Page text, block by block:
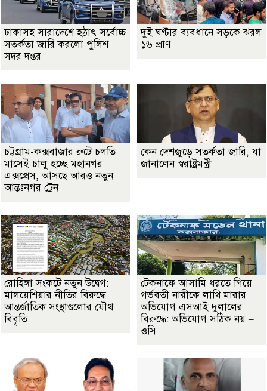
ঢাকাসহ সারাদেশে হঠাৎ সর্বোচ্চ
সতর্কতা জা‌রি করলো পুলিশ
সদর দপ্তর
দুই ঘণ্টার ব্যবধানে সড়কে ঝরল
১৬ প্রাণ
চট্টগ্রাম-কক্সবাজার রুটে চলতি
মাসেই চালু হচ্ছে মহানগর
এক্সপ্রেস, আসছে আরও নতুন
আন্তঃনগর ট্রেন
কেন দেশজুড়ে সতর্কতা জারি, যা
জানালেন স্বরাষ্ট্রমন্ত্রী
রোহিঙ্গা সংকটে নতুন উদ্বেগ:
মালয়েশিয়ার নীতির বিরুদ্ধে
আন্তর্জাতিক সংস্থাগুলোর যৌথ
বিবৃতি
টেকনাফে আসামি ধরতে গিয়ে
গর্ভবতী নারীকে লাথি মারার
অভিযোগ এসআই দুলালের
বিরুদ্ধে: অভিযোগ সঠিক নয় –
ওসি